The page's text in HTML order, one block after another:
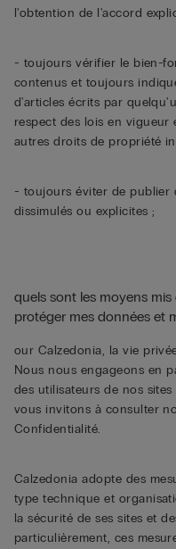
l'obtention de l'accord
- toujours vérifier le bien-
contenus et toujours
d'articles écrits par
respect des lois en vigueur
autres droits de propriété
- toujours éviter de publier
dissimulés ou explicites ;
quels sont les moyens
protéger mes données et
our Calzedonia, la vie
Nous nous engageons en
des utilisateurs de nos
vous invitons à consulter
Confidentialité.
Calzedonia adopte des
type technique et
la sécurité de ses sites et
particulièrement, ces